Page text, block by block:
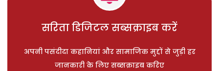
सरिता डिजिटल सब्सक्राइब करें
अपनी पसंदीदा कहानियां और सामाजिक मुद्दों से जुड़ी हर
जानकारी के लिए सब्सक्राइब करिए